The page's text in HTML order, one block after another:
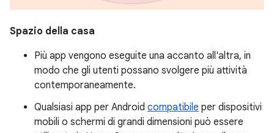
Spazio della casa
Più app vengono eseguite una accanto all'altra, in
modo che gli utenti possano svolgere più attività
contemporaneamente.
Qualsiasi app per Android compatibile per dispositivi
mobili o schermi di grandi dimensioni può essere